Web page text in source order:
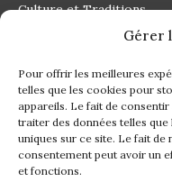
Gérer
Pour offrir les meilleures
telles que les cookies pour
appareils. Le fait de
traiter des données telles
uniques sur ce site. Le fait
consentement peut avoir un
et fonctions.
Culture et Traditions
Contact